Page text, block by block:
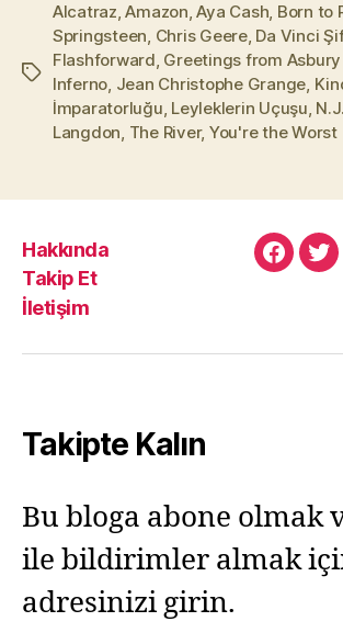
Etiketler
Alcatraz,Amazon,Aya Cash, Born to
Springsteen, Chris Geere, Da Vinci
Flashforward, Greetings from Asbury
Inferno, Jean Christophe Grange,
İmparatorluğu, Leyleklerin Uçuşu, N.J.
Langdon, The River, You're the Worst
Hakkında
Takip Et
İletişim
Murat
Takipte Kalın
Bu bloga abone olmak
ile bildirimler almak
adresinizi girin.